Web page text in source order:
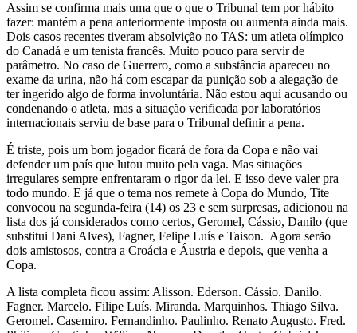
Assim se confirma mais uma que o que o Tribunal tem por hábito
fazer: mantém a pena anteriormente imposta ou aumenta ainda mais.
Dois casos recentes tiveram absolvição no TAS: um atleta olímpico
do Canadá e um tenista francês. Muito pouco para servir de
parâmetro. No caso de Guerrero, como a substância apareceu no
exame da urina, não há com escapar da punição sob a alegação de
ter ingerido algo de forma involuntária. Não estou aqui acusando ou
condenando o atleta, mas a situação verificada por laboratórios
internacionais serviu de base para o Tribunal definir a pena.
É triste, pois um bom jogador ficará de fora da Copa e não vai
defender um país que lutou muito pela vaga. Mas situações
irregulares sempre enfrentaram o rigor da lei. E isso deve valer pra
todo mundo. E já que o tema nos remete à Copa do Mundo, Tite
convocou na segunda-feira (14) os 23 e sem surpresas, adicionou na
lista dos já considerados como certos, Geromel, Cássio, Danilo (que
substitui Dani Alves), Fagner, Felipe Luís e Taison. Agora serão
dois amistosos, contra a Croácia e Áustria e depois, que venha a
Copa.
A lista completa ficou assim: Alisson. Ederson. Cássio. Danilo.
Fagner. Marcelo. Filipe Luís. Miranda. Marquinhos. Thiago Silva.
Geromel. Casemiro. Fernandinho. Paulinho. Renato Augusto. Fred.